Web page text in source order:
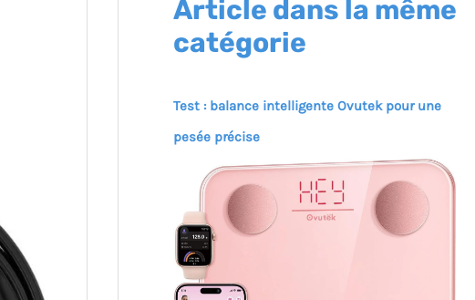
Article dans la même
catégorie
Test : balance intelligente Ovutek pour une
pesée précise